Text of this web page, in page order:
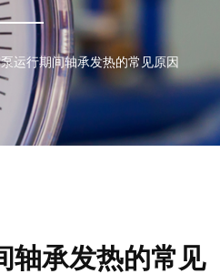
运行期间轴承发热的常见原因
轴承发热的常见